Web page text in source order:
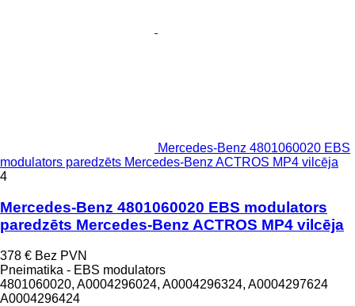
Mercedes-Benz 4801060020 EBS
modulators paredzēts Mercedes-Benz ACTROS MP4 vilcēja
4
Mercedes-Benz 4801060020 EBS modulators
paredzēts Mercedes-Benz ACTROS MP4 vilcēja
378 € Bez PVN
Pneimatika - EBS modulators
4801060020, A0004296024, A0004296324, A0004297624
A0004296424